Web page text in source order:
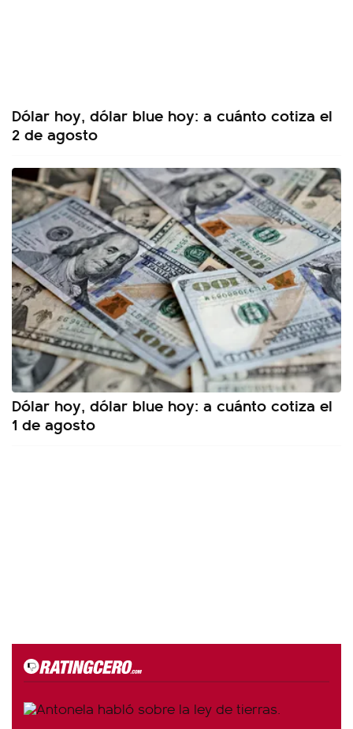
Dólar hoy, dólar blue hoy: a cuánto cotiza el
2 de agosto
Dólar hoy, dólar blue hoy: a cuánto cotiza el
1 de agosto